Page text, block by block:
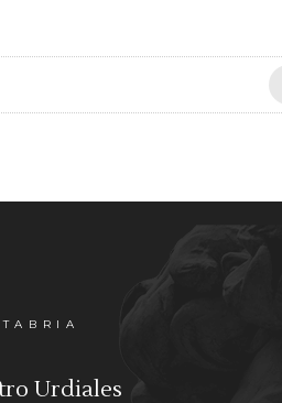
Urdiales